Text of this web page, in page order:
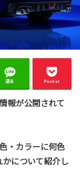
送る Pocket
報が公開されて
・カラーに何色
かについて紹介し